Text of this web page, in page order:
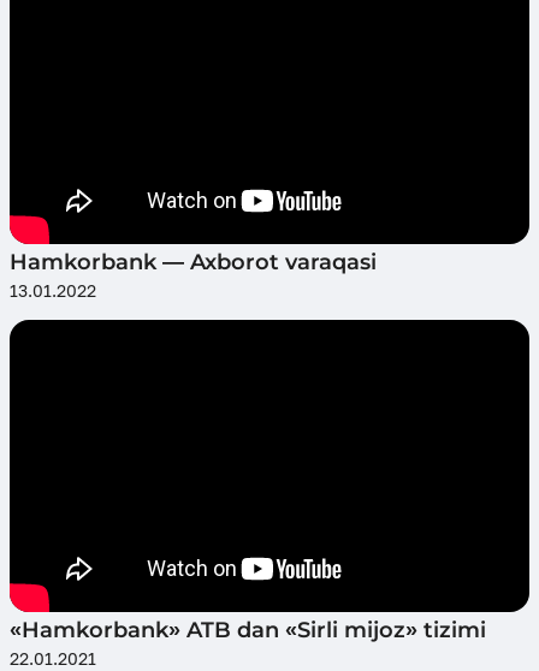
Hamkorbank — Axborot varaqasi
13.01.2022
«Hamkorbank» ATB dan «Sirli mijoz» tizimi
22.01.2021